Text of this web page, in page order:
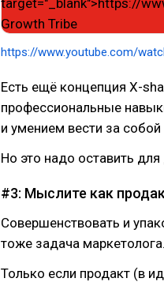
https://www.youtube.com/
Есть ещё концепция X-
профессиональные
и умением вести за
Но это надо оставить для
#3: Мыслите как
Совершенствовать и
тоже задача маркетолога.
Только если продакт (в